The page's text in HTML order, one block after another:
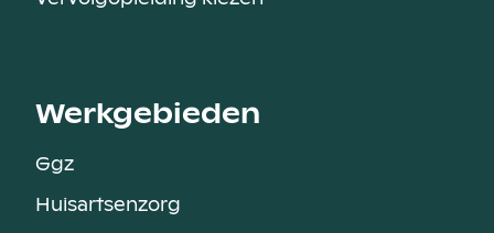
Werkgebieden
Ggz
Huisartsenzorg